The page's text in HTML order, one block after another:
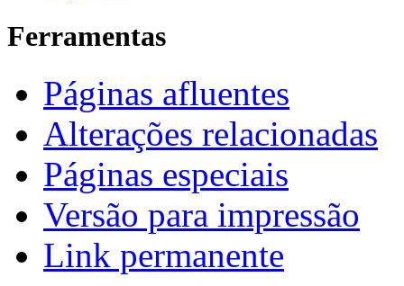
Ferramentas
Páginas afluentes
Alterações relacionadas
Páginas especiais
Versão para impressão
Link permanente